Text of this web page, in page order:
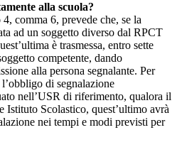
alla scuola?
comma 6, prevede che, se la
ad un soggetto diverso dal RPCT
è trasmessa, entro sette
competente, dando
alla persona segnalante. Per
di segnalazione
nell’USR di riferimento, qualora il
Istituto Scolastico, quest’ultimo avrà
nei tempi e modi previsti per